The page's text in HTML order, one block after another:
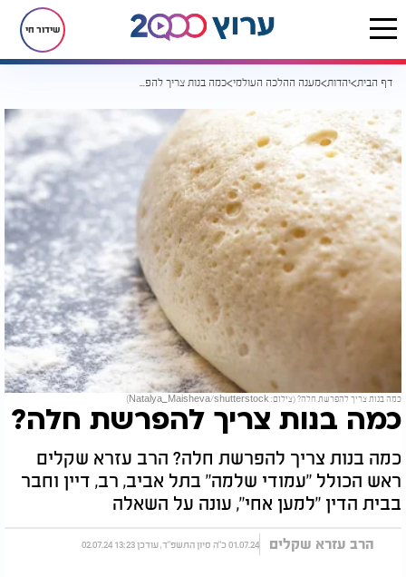
שידור חי
דף הבית יהדות מענה ההלכה העולמי כמה בנות צריך להפרשת חלה?
כמה בנות צריך להפרשת חלה? (צילום: Natalya_Maisheva/shutterstock)
כמה בנות צריך להפרשת חלה?
כמה בנות צריך להפרשת חלה? הרב עזרא שקלים
ראש הכולל "עמודי שלמה" בתל אביב, רב, דיין וחבר
בבית הדין "למען אחי", עונה על השאלה
הרב עזרא שקלים 01.07.24 כ"ה סיון התשפ"ד, עודכן 13:23 02.07.24